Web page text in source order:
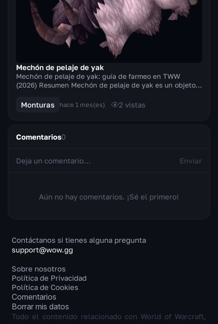
Mechón de pelaje de yak
Mechón de pelaje de yak: guía de farmeo en TWW
(2026) Resumen Mechón de pelaje de yak es un objeto
Mists...
Monturas hace 1 mes(es) 2 vistas
Comentarios0
Enviar
Aún no hay comentarios. ¡Sé el primero!
Contáctanos si tienes alguna pregunta
support@wow.gg
Sobre nosotros
Política de Privacidad
Política de Cookies
Comentarios
Borrar mis datos
Todo el contenido relacionado con World of Warcraft,